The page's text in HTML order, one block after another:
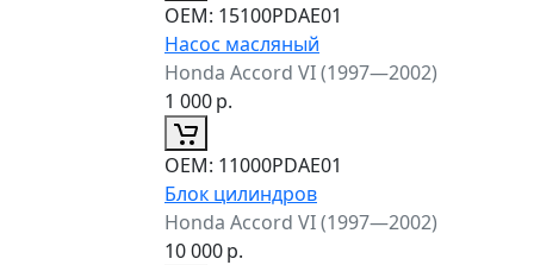
ОЕМ: 15100PDAE01
Насос масляный
Honda Accord VI (1997—2002)
1 000р.
ОЕМ: 11000PDAE01
Блок цилиндров
Honda Accord VI (1997—2002)
10 000р.